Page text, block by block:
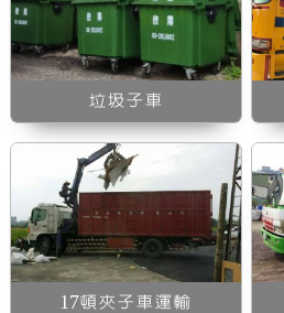
垃圾子車
17頓夾子車運輸
垃圾車清運